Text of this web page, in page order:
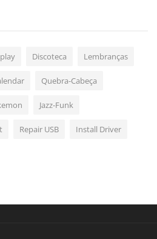
Discoteca Lembranças
Quebra-Cabeça
Jazz-Funk
Repair USB Install Driver